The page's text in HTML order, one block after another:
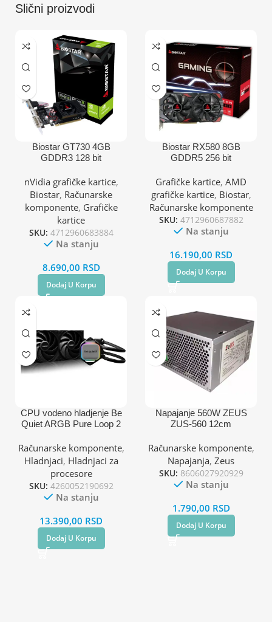
Slični proizvodi
Biostar GT730 4GB
GDDR3 128 bit
kartica
nVidia grafičke kartice,
Biostar, Računarske
komponente, Grafičke
kartice
SKU: 4712960683884
Na stanju
8.690,00 RSD
Dodaj U Korpu
Biostar RX580 8GB
GDDR5 256 bit
kartica
Grafičke kartice, AMD
grafičke kartice, Biostar,
Računarske komponente
SKU: 4712960687882
Na stanju
16.190,00 RSD
Dodaj U Korpu
CPU vodeno hladjenje Be
Quiet ARGB Pure Loop 2
(AM4,AM3,1151,1150,1155,
1200,1700)
Računarske komponente,
Hladnjaci, Hladnjaci za
procesore
SKU: 4260052190692
Na stanju
13.390,00 RSD
Dodaj U Korpu
Napajanje 560W ZEUS
ZUS-560 12cm
Računarske komponente,
Napajanja, Zeus
SKU: 8606027920929
Na stanju
1.790,00 RSD
Dodaj U Korpu